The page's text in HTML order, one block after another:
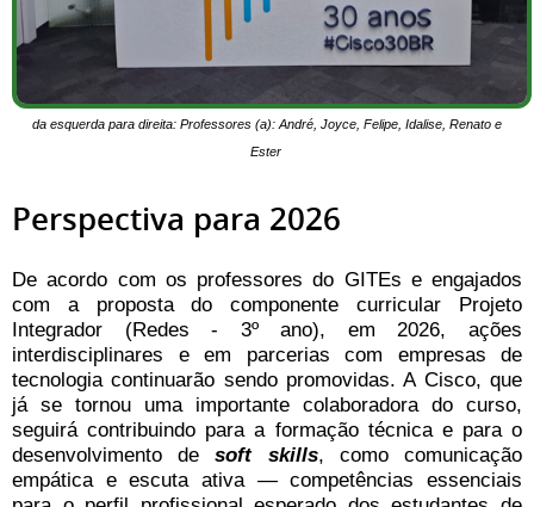
da esquerda para direita: Professores (a): André, Joyce, Felipe, Idalise, Renato e
Ester
Perspectiva para 2026
De acordo com os professores do GITEs e engajados
com a proposta do componente curricular Projeto
Integrador (Redes - 3º ano), em 2026, ações
interdisciplinares e em parcerias com empresas de
tecnologia continuarão sendo promovidas. A Cisco, que
já se tornou uma importante colaboradora do curso,
seguirá contribuindo para a formação técnica e para o
desenvolvimento desoft skills, como comunicação
empática e escuta ativa — competências essenciais